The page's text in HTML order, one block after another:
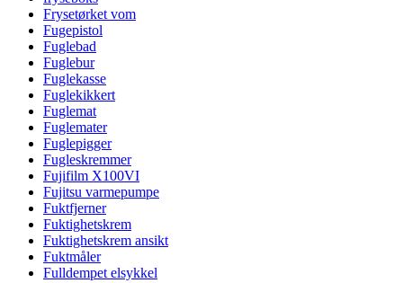
Frysetørket vom
Fugepistol
Fuglebad
Fuglebur
Fuglekasse
Fuglekikkert
Fuglemat
Fuglemater
Fuglepigger
Fugleskremmer
Fujifilm X100VI
Fujitsu varmepumpe
Fuktfjerner
Fuktighetskrem
Fuktighetskrem ansikt
Fuktmåler
Fulldempet elsykkel